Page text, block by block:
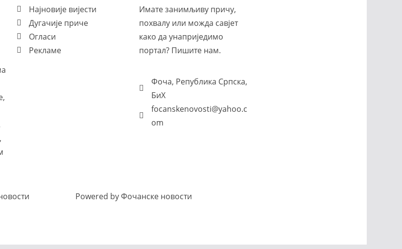
Најновије вијести
Дугачије приче
Огласи
Рекламе
Имате занимљиву причу,
похвалу или можда савјет
како да унаприједимо
портал? Пишите нам.
Фоча, Република Српска,
БиХ
focanskenovosti@yahoo.c
om
Powered by Фочанске новости